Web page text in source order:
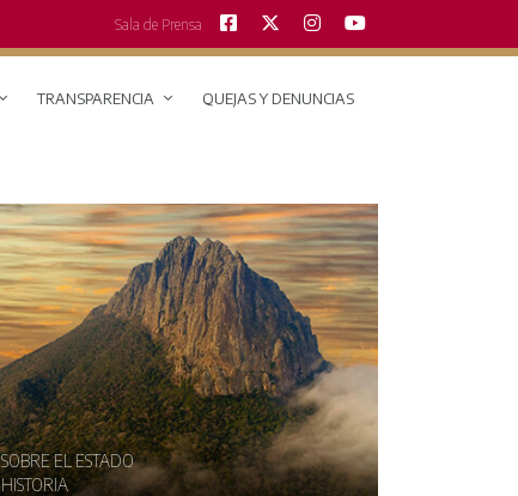
Sala de Prensa
TRANSPARENCIA QUEJAS Y DENUNCIAS
SOBRE EL ESTADO
HISTORIA